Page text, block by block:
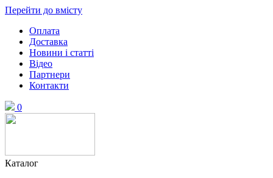
Перейти до вмісту
Оплата
Доставка
Новини і статті
Відео
Партнери
Контакти
0
Каталог